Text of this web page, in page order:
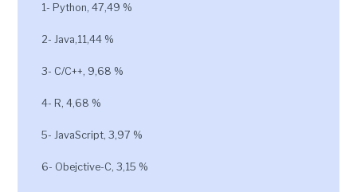
1- Python, 47,49 %
2- Java,11,44 %
3- C/C++, 9,68 %
4- R, 4,68 %
5- JavaScript, 3,97 %
6- Obejctive-C, 3,15 %